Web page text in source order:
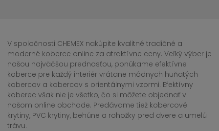
V spoločnosti CHEMEX nakúpite kvalitné tradičné a
moderné koberce online za atraktívne ceny. Veľký výber je
našou najväčšou prednosťou, ponúkame efektívne
koberce pre každý interiér vrátane módnych huňatých
kobercov a kobercov s orientálnymi vzormi. Efektívny
koberec však nie je všetko, čo si môžete objednať v
našom online obchode. Predávame tiež kobercové
krytiny, PVC krytiny, behúne a rohožky pred dvere a umelú
trávu.